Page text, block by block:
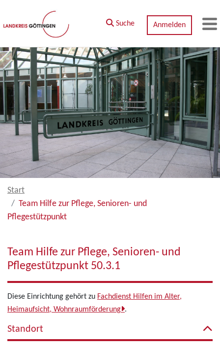
Zum Hauptinhalt springen
Suche Anmelden
Start
Team Hilfe zur Pflege, Senioren- und
Pflegestützpunkt
Team Hilfe zur Pflege, Senioren- und
Pflegestützpunkt 50.3.1
Diese Einrichtung gehört zu Fachdienst Hilfen im Alter,
Heimaufsicht, Wohnraumförderung .
Standort